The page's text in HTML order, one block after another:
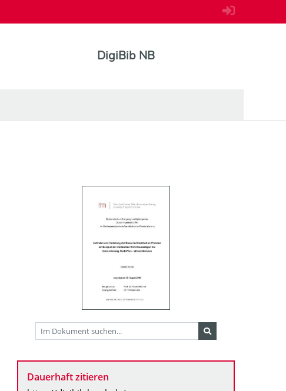
DigiBib NB
Dauerhaft zitieren